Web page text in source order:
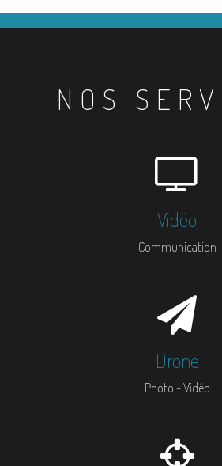
NOS
Vidéo
Communication
Drone
Photo - Vidéo